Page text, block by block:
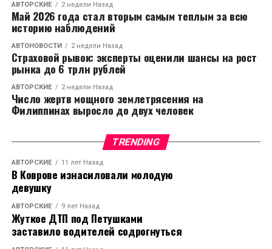
АВТОРСКИЕ 2 недели Назад
Май 2026 года стал вторым самым теплым за всю
историю наблюдений
АВТОНОВОСТИ 2 недели Назад
Страховой рывок: эксперты оценили шансы на рост
рынка до 6 трлн рублей
АВТОРСКИЕ 2 недели Назад
Число жертв мощного землетрясения на
Филиппинах выросло до двух человек
TRENDING
АВТОРСКИЕ 11 лет Назад
В Коврове изнасиловали молодую
девушку
АВТОРСКИЕ 9 лет Назад
Жуткое ДТП под Петушками
заставило водителей содрогнуться